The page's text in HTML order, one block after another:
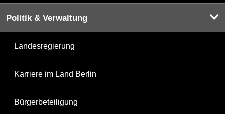
Politik & Verwaltung
Landesregierung
Karriere im Land Berlin
Bürgerbeteiligung